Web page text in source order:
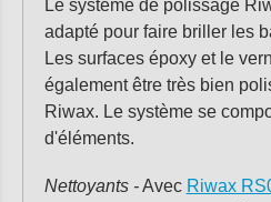
Le système de polissage
adapté pour faire briller les
Les surfaces époxy et le
également être très bien
Riwax. Le système se
d'éléments.
Nettoyants -Avec Riwax